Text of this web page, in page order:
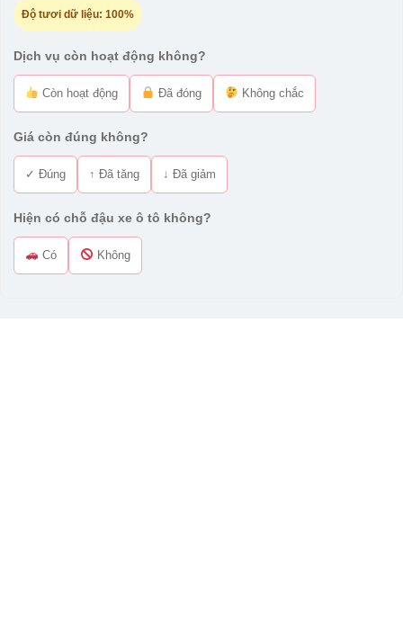
Độ tươi dữ liệu: 100%
Dịch vụ còn hoạt động không?
Còn hoạt động Đã đóng Không chắc
Giá còn đúng không?
✓ Đúng ↑ Đã tăng ↓ Đã giảm
Hiện có chỗ đậu xe ô tô không?
Có Không